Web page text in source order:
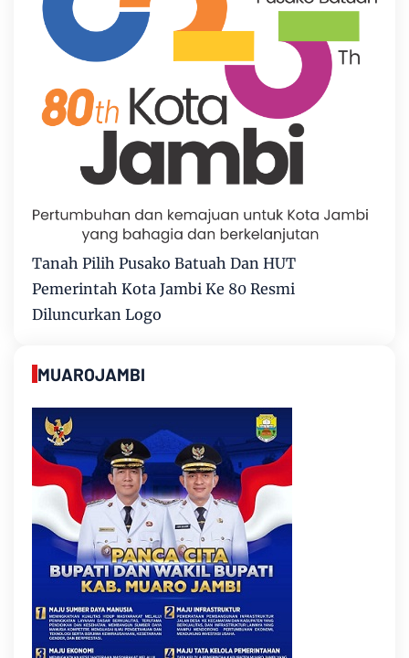
Tanah Pilih Pusako Batuah Dan HUT
Pemerintah Kota Jambi Ke 80 Resmi
Diluncurkan Logo
MUAROJAMBI